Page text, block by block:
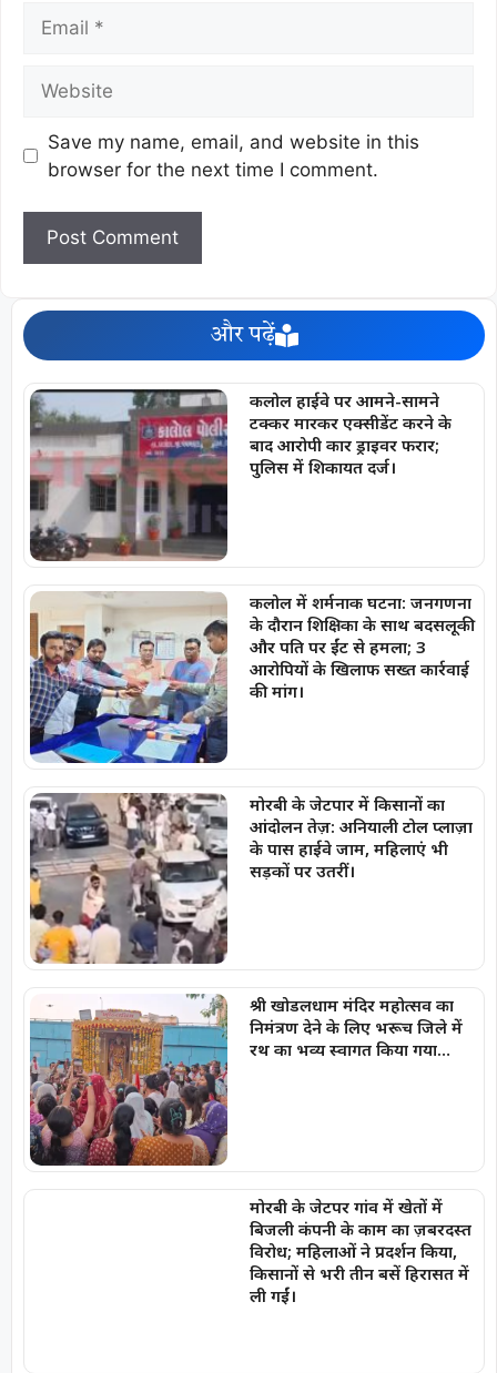
Save my name, email, and website in this
browser for the next time I comment.
और पढ़ें
कलोल हाईवे पर आमने-सामने
टक्कर मारकर एक्सीडेंट करने के
बाद आरोपी कार ड्राइवर फरार;
पुलिस में शिकायत दर्ज।
कलोल में शर्मनाक घटना: जनगणना
के दौरान शिक्षिका के साथ बदसलूकी
और पति पर ईंट से हमला; 3
आरोपियों के खिलाफ सख्त कार्रवाई
की मांग।
मोरबी के जेटपार में किसानों का
आंदोलन तेज़: अनियाली टोल प्लाज़ा
के पास हाईवे जाम, महिलाएं भी
सड़कों पर उतरीं।
श्री खोडलधाम मंदिर महोत्सव का
निमंत्रण देने के लिए भरूच जिले में
रथ का भव्य स्वागत किया गया…
मोरबी के जेटपर गांव में खेतों में
बिजली कंपनी के काम का ज़बरदस्त
विरोध; महिलाओं ने प्रदर्शन किया,
किसानों से भरी तीन बसें हिरासत में
ली गईं।